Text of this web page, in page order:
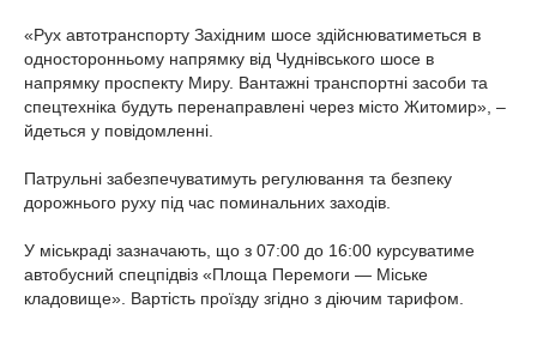
«Рух автотранспорту Західним шосе здійснюватиметься в
односторонньому напрямку від Чуднівського шосе в
напрямку проспекту Миру. Вантажні транспортні засоби та
спецтехніка будуть перенаправлені через місто Житомир», –
йдеться у повідомленні.
Патрульні забезпечуватимуть регулювання та безпеку
дорожнього руху під час поминальних заходів.
У міськраді зазначають, що з 07:00 до 16:00 курсуватиме
автобусний спецпідвіз «Площа Перемоги — Міське
кладовище». Вартість проїзду згідно з діючим тарифом.